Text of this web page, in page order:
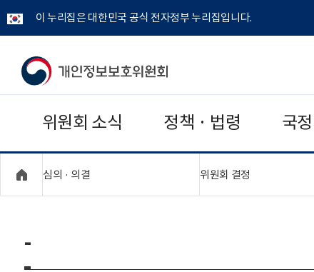
이 누리집은 대한민국 공식 전자정부 누리집입니다.
개
보
보
위
위원회 소식 정책 · 법령 국
심의 · 의결 위원회 결정
-